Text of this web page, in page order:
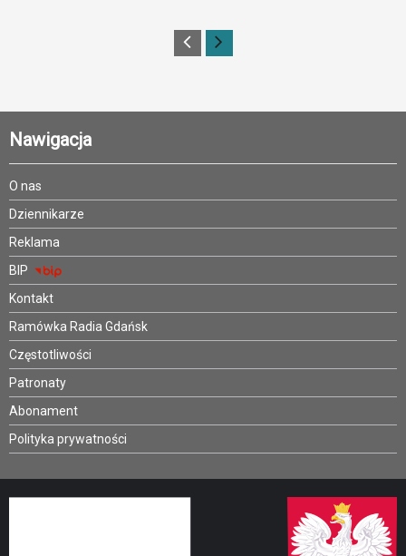
Nawigacja
O nas
Dziennikarze
Reklama
BIP
Kontakt
Ramówka Radia Gdańsk
Częstotliwości
Patronaty
Abonament
Polityka prywatności